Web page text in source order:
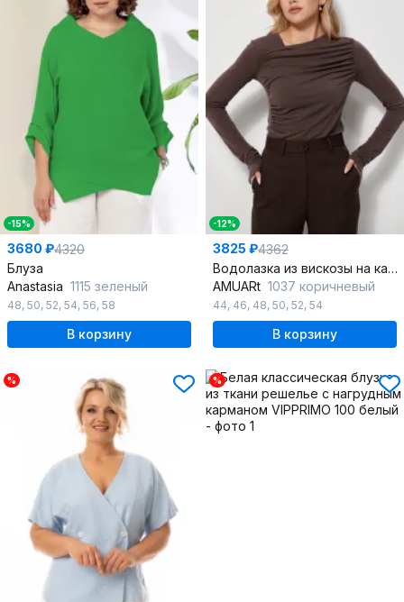
-15%
3680 ₽4320
Блуза
Anastasia 1115 зеленый
48, 50, 52, 54, 56, 58
В корзину
-12%
3825 ₽4362
Водолазка из вискозы на каждый день с драпировкой
AMUARt 1037 коричневый
44, 46, 48, 50, 52, 54
В корзину
% %